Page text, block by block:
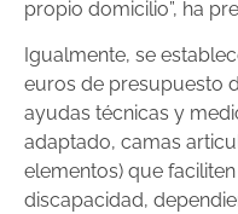
propio domicilio”, ha
Igualmente, se
euros de presupuesto
ayudas técnicas y
adaptado, camas
elementos) que
discapacidad,